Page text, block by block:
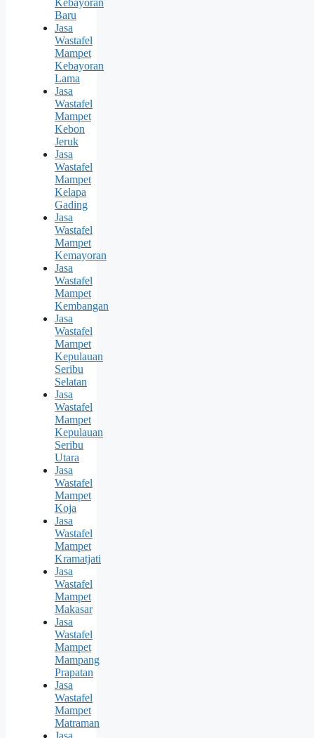
Baru
Jasa
Wastafel
Mampet
Kebayoran
Lama
Jasa
Wastafel
Mampet
Kebon
Jeruk
Jasa
Wastafel
Mampet
Kelapa
Gading
Jasa
Wastafel
Mampet
Kemayoran
Jasa
Wastafel
Mampet
Kembangan
Jasa
Wastafel
Mampet
Kepulauan
Seribu
Selatan
Jasa
Wastafel
Mampet
Kepulauan
Seribu
Utara
Jasa
Wastafel
Mampet
Koja
Jasa
Wastafel
Mampet
Kramatjati
Jasa
Wastafel
Mampet
Makasar
Jasa
Wastafel
Mampet
Mampang
Prapatan
Jasa
Wastafel
Mampet
Matraman
Jasa